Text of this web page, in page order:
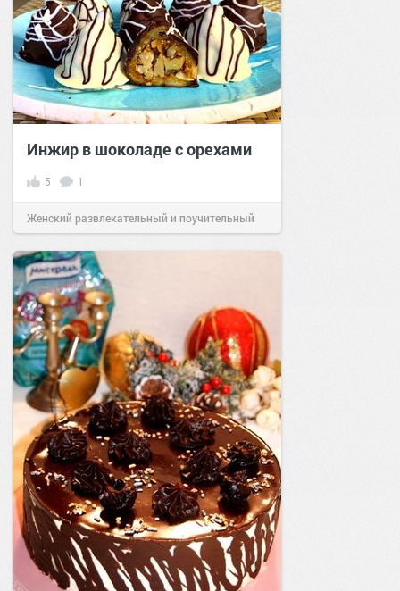
Инжир в шоколаде с орехами
5 1
Женский развлекательный и поучительный
сайт.23:0704 апр 2023